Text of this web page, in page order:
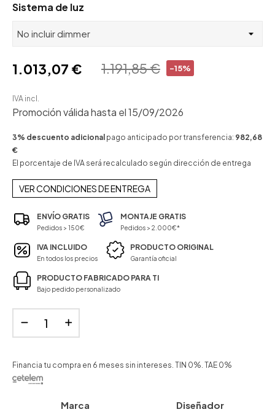
Sistema de luz
-15%
1.191,85 €
1.013,07 €
IVA incl.
Promoción válida hasta el 15/09/2026
3% descuento adicional pago anticipado por transferencia: 982,68
€
El porcentaje de IVA será recalculado según dirección de entrega
VER CONDICIONES DE ENTREGA
ENVÍO GRATIS
Pedidos > 150€
MONTAJE GRATIS
Pedidos > 2.000€*
IVA INCLUIDO
En todos los precios
PRODUCTO ORIGINAL
Garantía oficial
PRODUCTO FABRICADO PARA TI
Bajo pedido personalizado
Financia tu compra en 6 meses sin intereses. TIN 0%. TAE 0%
Marca Diseñador